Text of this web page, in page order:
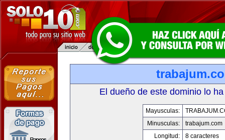
El dueño de este dominio lo
Mayusculas:
Minusculas:
trabajum.com
Longitud:
8 caracteres